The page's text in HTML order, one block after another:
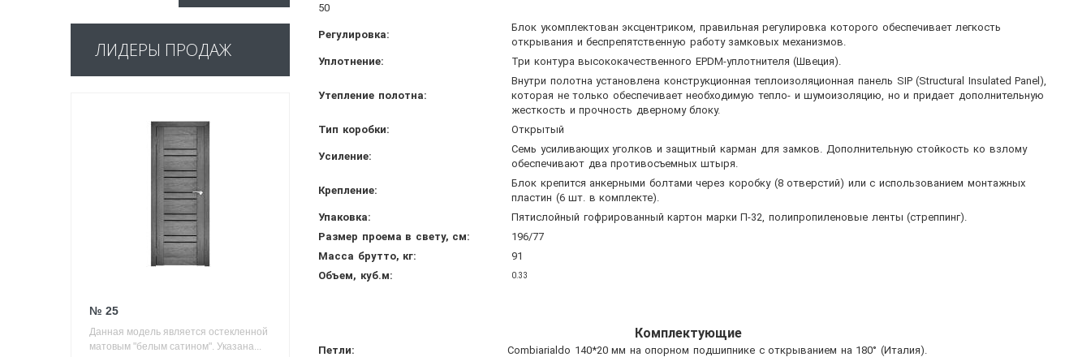
ЛИДЕРЫ ПРОДАЖ
№ 25
Данная модель является остекленной
матовым "белым сатином". Указана...
50
Регулировка:
Блок укомплектован эксцентриком, правильная регулировка которого обеспечивает легкость
открывания и беспрепятственную работу замковых механизмов.
Уплотнение:
Три контура высококачественного EPDM-уплотнителя (Швеция).
Утепление полотна:
Внутри полотна установлена конструкционная теплоизоляционная панель SIP (Structural Insulated Panel),
которая не только обеспечивает необходимую тепло- и шумоизоляцию, но и придает дополнительную
жесткость и прочность дверному блоку.
Тип коробки:
Открытый
Усиление:
Семь усиливающих уголков и защитный карман для замков. Дополнительную стойкость ко взлому
обеспечивают два противосъемных штыря.
Крепление:
Блок крепится анкерными болтами через коробку (8 отверстий) или с использованием монтажных
пластин (6 шт. в комплекте).
Упаковка:
Пятислойный гофрированный картон марки П-32, полипропиленовые ленты (стреппинг).
Размер проема в свету, см:
196/77
Масса брутто, кг:
91
Объем, куб.м:
0.33
Комплектующие
Петли: Сombiarialdo 140*20 мм на опорном подшипнике с открыванием на 180° (Италия).